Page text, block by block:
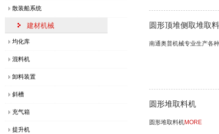
圆形顶堆侧取堆取
南通奥普机械专业生产各
圆形堆取料机
圆形堆取料机MORE
散装船系统
建材机械
均化库
混料机
卸料装置
斜槽
充气箱
提升机